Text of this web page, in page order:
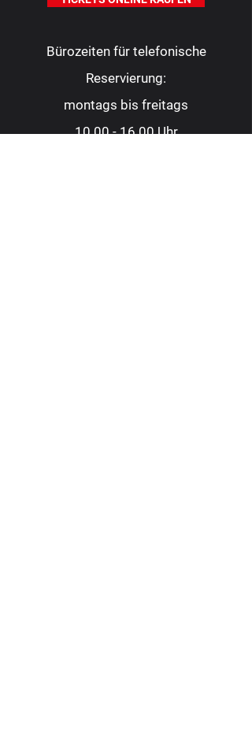
Bürozeiten für telefonische
Reservierung:
montags bis freitags
10.00 - 16.00Uhr